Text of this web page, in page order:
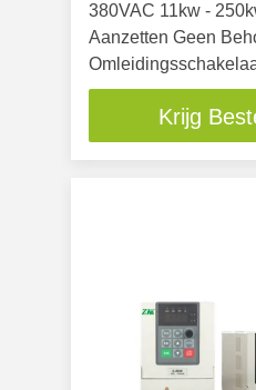
380VAC 11kw -
Aanzetten Geen
Krijg